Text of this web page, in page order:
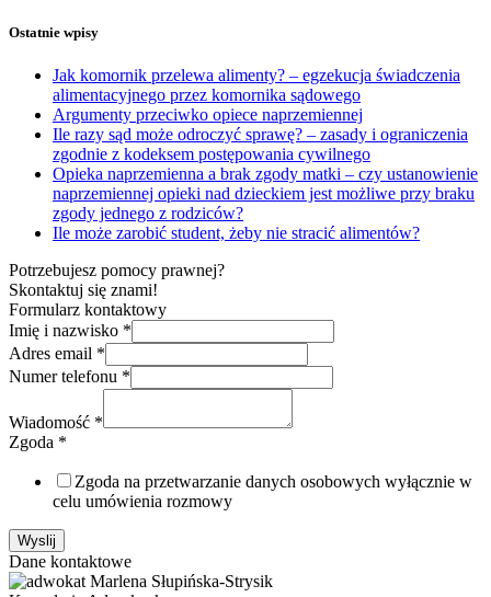
Ostatnie wpisy
Jak komornik przelewa alimenty? – egzekucja świadczenia
alimentacyjnego przez komornika sądowego
Argumenty przeciwko opiece naprzemiennej
Ile razy sąd może odroczyć sprawę? – zasady i ograniczenia
zgodnie z kodeksem postępowania cywilnego
Opieka naprzemienna a brak zgody matki – czy ustanowienie
naprzemiennej opieki nad dzieckiem jest możliwe przy braku
zgody jednego z rodziców?
Ile może zarobić student, żeby nie stracić alimentów?
Potrzebujesz pomocy prawnej?
Skontaktuj się znami!
Formularz kontaktowy
Imię i nazwisko *
Adres email *
Numer telefonu *
Wiadomość *
Zgoda *
Zgoda na przetwarzanie danych osobowych wyłącznie w
celu umówienia rozmowy
Wyslij
Dane kontaktowe